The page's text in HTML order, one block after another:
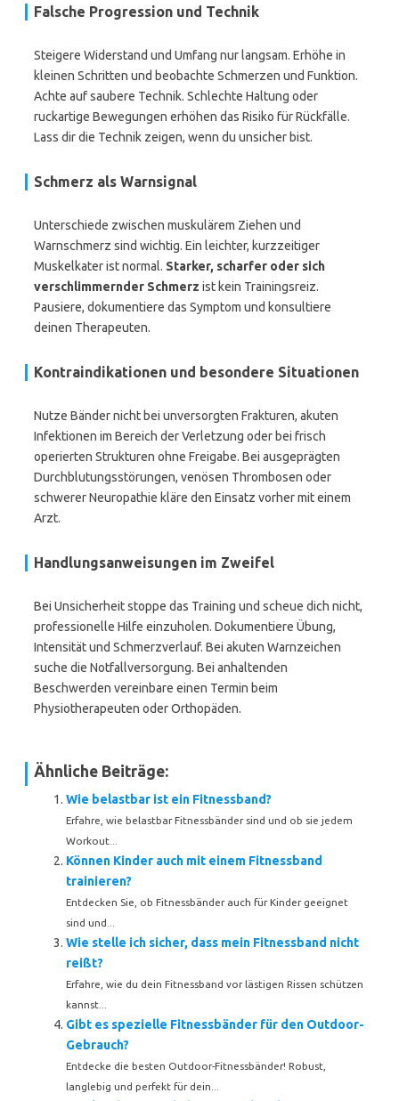
Falsche Progression und Technik
Steigere Widerstand und Umfang nur langsam. Erhöhe in
kleinen Schritten und beobachte Schmerzen und Funktion.
Achte auf saubere Technik. Schlechte Haltung oder
ruckartige Bewegungen erhöhen das Risiko für Rückfälle.
Lass dir die Technik zeigen, wenn du unsicher bist.
Schmerz als Warnsignal
Unterschiede zwischen muskulärem Ziehen und
Warnschmerz sind wichtig. Ein leichter, kurzzeitiger
Muskelkater ist normal. Starker, scharfer oder sich
verschlimmernder Schmerz ist kein Trainingsreiz.
Pausiere, dokumentiere das Symptom und konsultiere
deinen Therapeuten.
Kontraindikationen und besondere Situationen
Nutze Bänder nicht bei unversorgten Frakturen, akuten
Infektionen im Bereich der Verletzung oder bei frisch
operierten Strukturen ohne Freigabe. Bei ausgeprägten
Durchblutungsstörungen, venösen Thrombosen oder
schwerer Neuropathie kläre den Einsatz vorher mit einem
Arzt.
Handlungsanweisungen im Zweifel
Bei Unsicherheit stoppe das Training und scheue dich nicht,
professionelle Hilfe einzuholen. Dokumentiere Übung,
Intensität und Schmerzverlauf. Bei akuten Warnzeichen
suche die Notfallversorgung. Bei anhaltenden
Beschwerden vereinbare einen Termin beim
Physiotherapeuten oder Orthopäden.
Ähnliche Beiträge:
Wie belastbar ist ein Fitnessband?
Erfahre, wie belastbar Fitnessbänder sind und ob sie jedem
Workout...
Können Kinder auch mit einem Fitnessband
trainieren?
Entdecken Sie, ob Fitnessbänder auch für Kinder geeignet
sind und...
Wie stelle ich sicher, dass mein Fitnessband nicht
reißt?
Erfahre, wie du dein Fitnessband vor lästigen Rissen schützen
kannst...
Gibt es spezielle Fitnessbänder für den Outdoor-
Gebrauch?
Entdecke die besten Outdoor-Fitnessbänder! Robust,
langlebig und perfekt für dein...